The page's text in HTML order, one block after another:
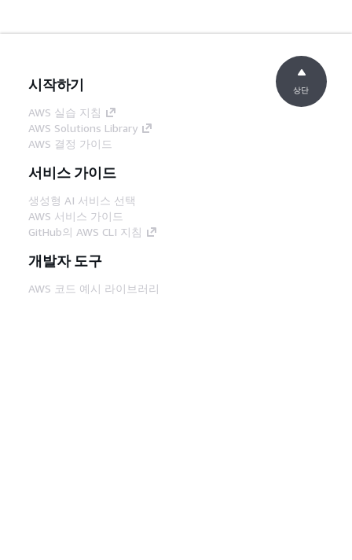
시작하기
AWS 실습 지침
AWS Solutions Library
AWS 결정 가이드
서비스 가이드
생성형 AI 서비스 선택
AWS 서비스 가이드
GitHub의 AWS CLI 지침
개발자 도구
AWS 코드 예시 라이브러리
상단